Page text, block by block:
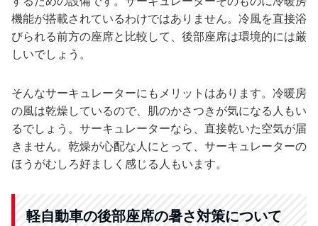
機能が搭載されているわけではありません。冷風を直接浴
びられる前方の座席と比較して、後部座席は環境的には厳
しいでしょう。
そんなサーキュレーターにもメリットはあります。冷暖房
の風は乾燥しているので、肌のかさつきが気になる人もい
るでしょう。サーキュレーターなら、直接乾いた空気が届
きません。乾燥が心配な人にとって、サーキュレーターの
ほうがむしろ好ましく感じる人もいます。
軽自動車の後部座席の暑さ対策について